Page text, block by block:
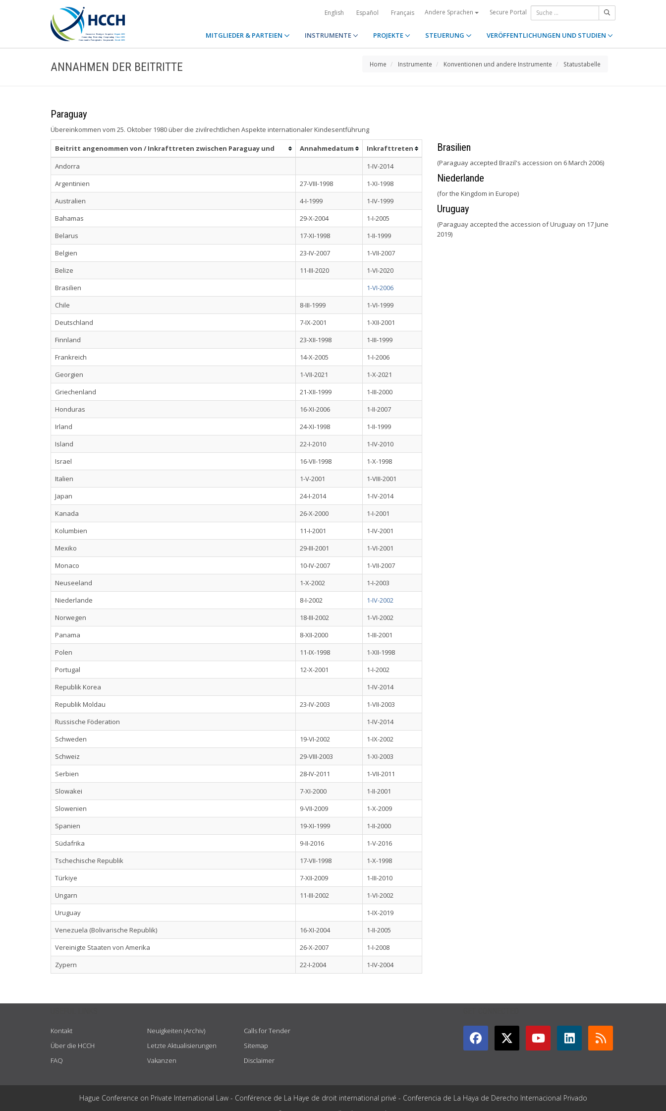
English Español Français Andere Sprachen Secure Portal
MITGLIEDER & PARTEIEN INSTRUMENTE PROJEKTE STEUERUNG VERÖFFENTLICHUNGEN UND STUDIEN
ANNAHMEN DER BEITRITTE Home Instrumente Konventionen und andere Instrumente Statustabelle
Paraguay
Übereinkommen vom 25. Oktober 1980 über die zivilrechtlichen Aspekte internationaler Kindesentführung
Beitritt angenommen von / Inkrafttreten zwischen Paraguay und Annahmedatum
Inkrafttreten
Andorra
1-IV-2014
Argentinien
27-VIII-1998
1-XI-1998
Australien
4-I-1999
1-IV-1999
Bahamas
29-X-2004
1-I-2005
Belarus
17-XI-1998
1-II-1999
Belgien
23-IV-2007
1-VII-2007
Belize
11-III-2020
1-VI-2020
Brasilien
1-VI-2006
Chile
8-III-1999
1-VI-1999
Deutschland
7-IX-2001
1-XII-2001
Finnland
23-XII-1998
1-III-1999
Frankreich
14-X-2005
1-I-2006
Georgien
1-VII-2021
1-X-2021
Griechenland
21-XII-1999
1-III-2000
Honduras
16-XI-2006
1-II-2007
Irland
24-XI-1998
1-II-1999
Island
22-I-2010
1-IV-2010
Israel
16-VII-1998
1-X-1998
Italien
1-V-2001
1-VIII-2001
Japan
24-I-2014
1-IV-2014
Kanada
26-X-2000
1-I-2001
Kolumbien
11-I-2001
1-IV-2001
Mexiko
29-III-2001
1-VI-2001
Monaco
10-IV-2007
1-VII-2007
Neuseeland
1-X-2002
1-I-2003
Niederlande
8-I-2002
1-IV-2002
Norwegen
18-III-2002
1-VI-2002
Panama
8-XII-2000
1-III-2001
Polen
11-IX-1998
1-XII-1998
Portugal
12-X-2001
1-I-2002
Republik Korea
1-IV-2014
Republik Moldau
23-IV-2003
1-VII-2003
Russische Föderation
1-IV-2014
Schweden
19-VI-2002
1-IX-2002
Schweiz
29-VIII-2003
1-XI-2003
Serbien
28-IV-2011
1-VII-2011
Slowakei
7-XI-2000
1-II-2001
Slowenien
9-VII-2009
1-X-2009
Spanien
19-XI-1999
1-II-2000
Südafrika
9-II-2016
1-V-2016
Tschechische Republik
17-VII-1998
1-X-1998
Türkiye
7-XII-2009
1-III-2010
Ungarn
11-III-2002
1-VI-2002
Uruguay
1-IX-2019
Venezuela (Bolivarische Republik)
16-XI-2004
1-II-2005
Vereinigte Staaten von Amerika
26-X-2007
1-I-2008
Zypern
22-I-2004 1-IV-2004
Brasilien
(Paraguay accepted Brazil's accession on 6 March 2006)
Niederlande
(for the Kingdom in Europe)
Uruguay
(Paraguay accepted the accession of Uruguay on 17 June
2019)
Kontakt
Über die HCCH
FAQ
Neuigkeiten (Archiv)
Letzte Aktualisierungen
Vakanzen
Calls for Tender
Sitemap
Disclaimer
Hague Conference on Private International Law - Conférence de La Haye de droit international privé - Conferencia de La Haya de Derecho Internacional Privado